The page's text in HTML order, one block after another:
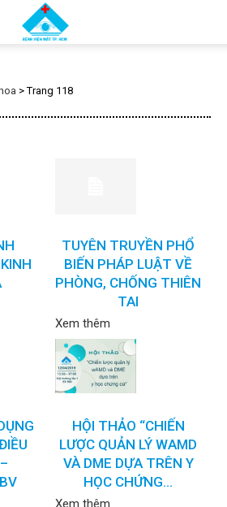
>Trang 118
TUYÊN TRUYỀN PHỔ
BIẾN PHÁP LUẬT VỀ
PHÒNG, CHỐNG THIÊN
TAI
Xem thêm
HỘI THẢO “CHIẾN
LƯỢC QUẢN LÝ WAMD
VÀ DME DỰA TRÊN Y
HỌC CHỨNG...
Xem thêm